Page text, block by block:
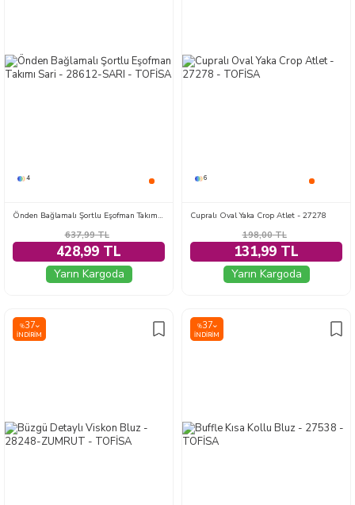
4
Önden Bağlamalı Şortlu Eşofman Takımı Sari - 28612-SARI
637,99TL
428,99 TL
Yarın Kargoda
6
Cupralı Oval Yaka Crop Atlet - 27278
198,00TL
131,99 TL
Yarın Kargoda
%37
İNDIRIM
%37
İNDIRIM